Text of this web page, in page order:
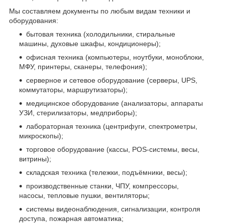
Мы составляем документы по любым видам техники и
оборудования:
бытовая техника (холодильники, стиральные
машины, духовые шкафы, кондиционеры);
офисная техника (компьютеры, ноутбуки, моноблоки,
МФУ, принтеры, сканеры, телефония);
серверное и сетевое оборудование (серверы, UPS,
коммутаторы, маршрутизаторы);
медицинское оборудование (анализаторы, аппараты
УЗИ, стерилизаторы, медприборы);
лабораторная техника (центрифуги, спектрометры,
микроскопы);
торговое оборудование (кассы, POS-системы, весы,
витрины);
складская техника (тележки, подъёмники, весы);
производственные станки, ЧПУ, компрессоры,
насосы, тепловые пушки, вентиляторы;
системы видеонаблюдения, сигнализации, контроля
доступа, пожарная автоматика;